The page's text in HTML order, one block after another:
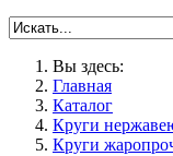
Вы здесь:
Главная
Каталог
Круги
Круги